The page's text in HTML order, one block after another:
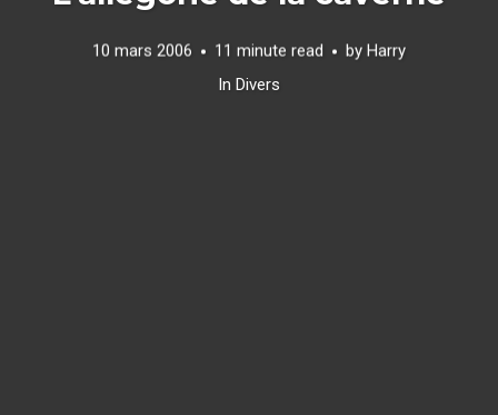
10 mars 2006 11 minute read by Harry
In Divers